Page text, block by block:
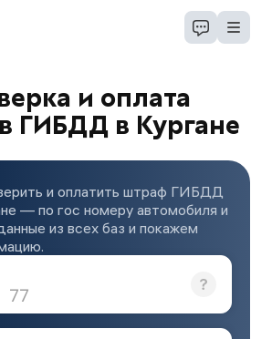
и оплата
ГИБДД в Кургане
и оплатить штраф ГИБДД
— по гос номеру автомобиля и
из всех баз и покажем
77